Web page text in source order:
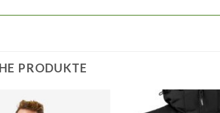
PRODUKTE